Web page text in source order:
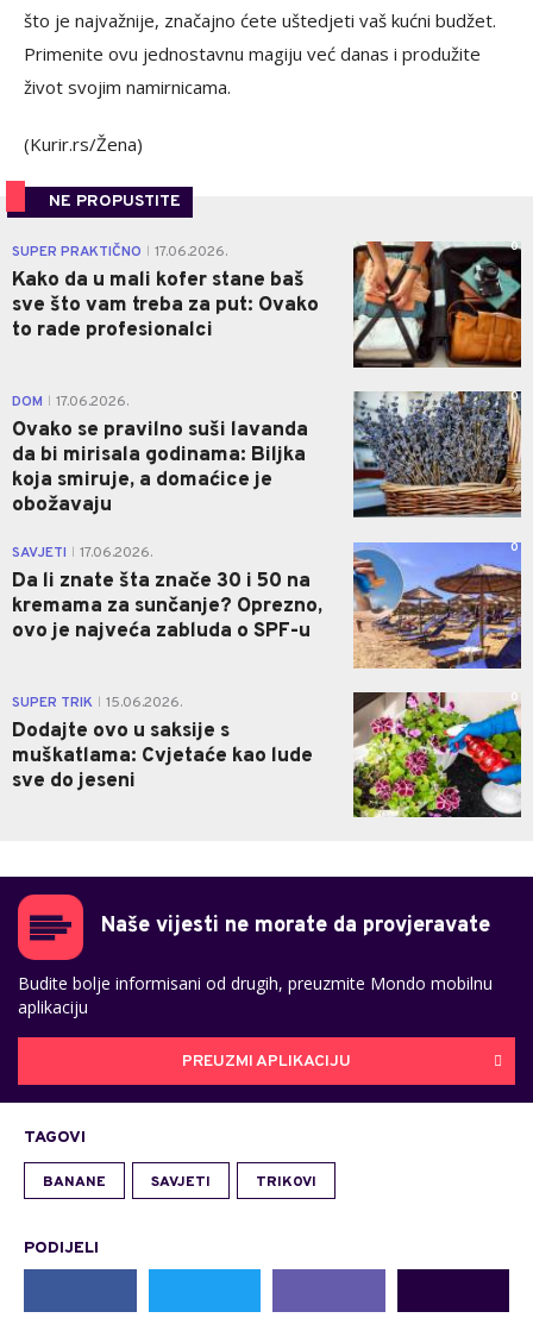
što je najvažnije, značajno ćete uštedjeti vaš kućni budžet.
Primenite ovu jednostavnu magiju već danas i produžite
život svojim namirnicama.
(Kurir.rs/Žena)
NE PROPUSTITE
SUPER PRAKTIČNO 17.06.2026.
Kako da u mali kofer stane baš
sve što vam treba za put: Ovako
to rade profesionalci
0
DOM 17.06.2026.
Ovako se pravilno suši lavanda
da bi mirisala godinama: Biljka
koja smiruje, a domaćice je
obožavaju
0
SAVJETI 17.06.2026.
Da li znate šta znače 30 i 50 na
kremama za sunčanje? Oprezno,
ovo je najveća zabluda o SPF-u
0
SUPER TRIK 15.06.2026.
Dodajte ovo u saksije s
muškatlama: Cvjetaće kao lude
sve do jeseni
0
Naše vijesti ne morate da provjeravate
Budite bolje informisani od drugih, preuzmite Mondo mobilnu
aplikaciju
PREUZMI APLIKACIJU
TAGOVI
BANANE SAVJETI TRIKOVI
PODIJELI